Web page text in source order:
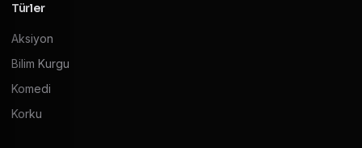
Türler
Aksiyon
Bilim Kurgu
Komedi
Korku